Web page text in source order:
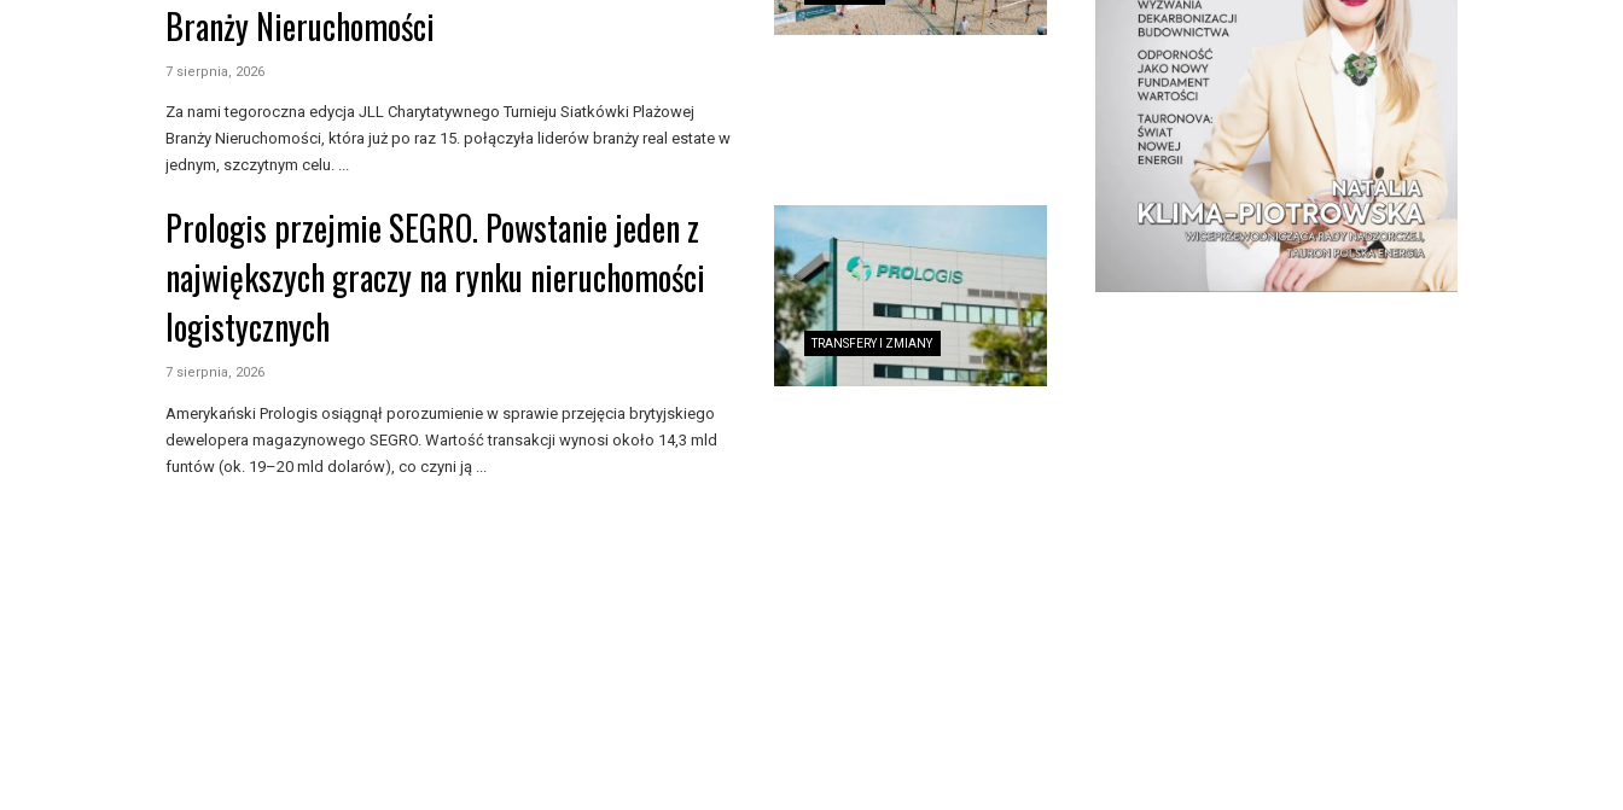
Branży Nieruchomości
7 sierpnia, 2026
Za nami tegoroczna edycja JLL Charytatywnego Turnieju Siatkówki Plażowej
Branży Nieruchomości, która już po raz 15. połączyła liderów branży real estate w
jednym, szczytnym celu. ...
TRANSFERY I ZMIANY
Prologis przejmie SEGRO. Powstanie jeden z
największych graczy na rynku nieruchomości
logistycznych
7 sierpnia, 2026
Amerykański Prologis osiągnął porozumienie w sprawie przejęcia brytyjskiego
dewelopera magazynowego SEGRO. Wartość transakcji wynosi około 14,3 mld
funtów (ok. 19–20 mld dolarów), co czyni ją ...